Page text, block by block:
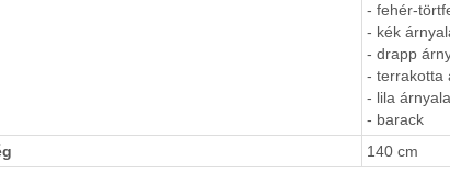
- fehér-
- kék
- drapp
- terrakotta
- lila
- barack
140 cm